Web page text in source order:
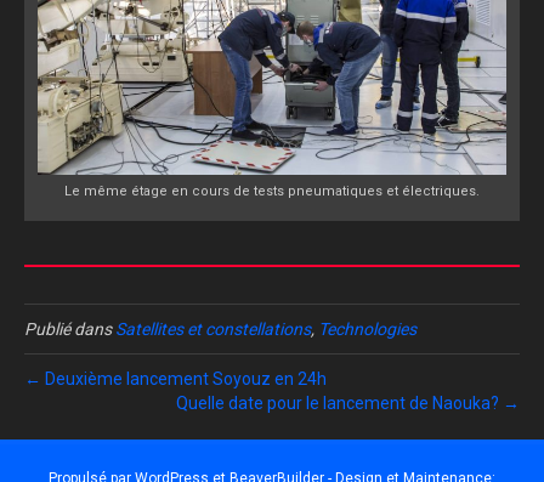
Le même étage en cours de tests pneumatiques et électriques.
Publié dansSatellites et constellations, Technologies
← Deuxième lancement Soyouz en 24h
Quelle date pour le lancement de Naouka? →
Propulsé par WordPress et BeaverBuilder - Design et Maintenance: